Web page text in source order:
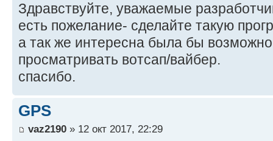
Здравствуйте, уважаемые
есть пожелание- сделайте такую
а так же интересна была бы
просматривать вотсап/вайбер.
спасибо.
GPS
vaz2190 » 12 окт 2017, 22:29